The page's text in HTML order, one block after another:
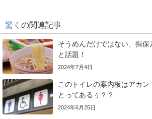
驚く の関連記事
そうめんだけではない、揖
と話題！
2024年7月4日
このトイレの案内板はアカン
とってあるぅ？？
2024年6月25日